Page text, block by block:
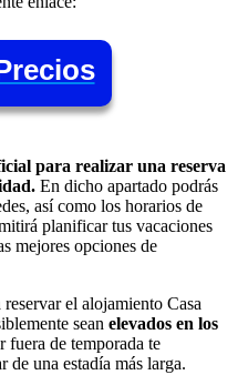
para realizar una reserva
En dicho apartado podrás
así como los horarios de
planificar tus vacaciones
mejores opciones de
el alojamiento Casa
sean elevados en los
fuera de temporada te
de una estadía más larga.